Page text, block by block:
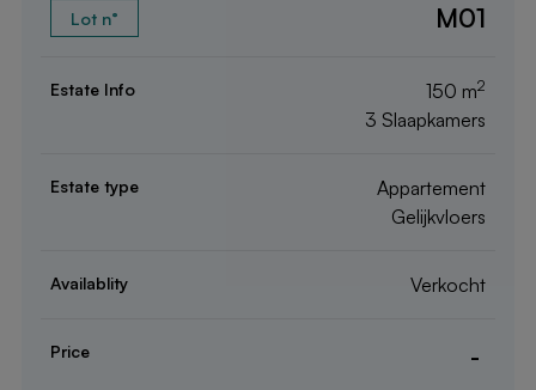
M01
150 m2
3 Slaapkamers
Appartement
Gelijkvloers
Verkocht
-